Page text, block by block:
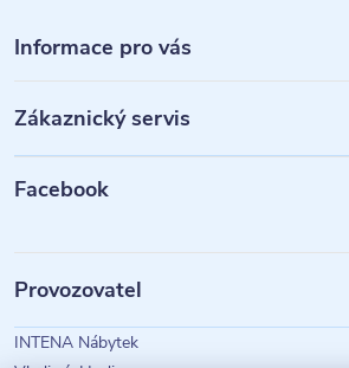
á
p
a
Informace pro vás
Zákaznický servis
Facebook
Provozovatel
INTENA Nábytek